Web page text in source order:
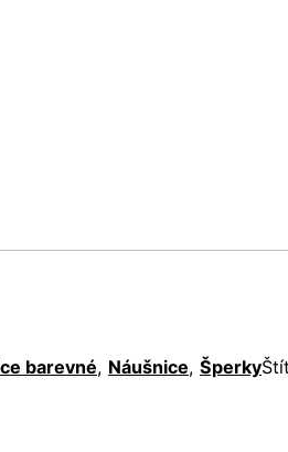
barevné, Náušnice, Šperky